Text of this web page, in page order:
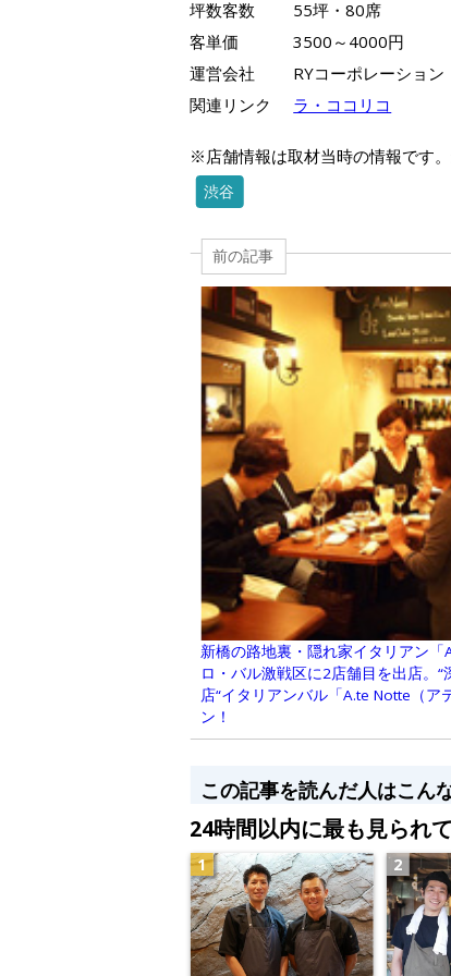
坪数客数
55坪・80席
客単価
3500～4000円
運営会社
RYコーポレーション
関連リンク
ラ・ココリコ
※店舗情報は取材当時の情報です
渋谷
前の記事
新橋の路地裏・隠れ家イタリアン「
ロ・バル激戦区に2店舗目を出店。
店“イタリアンバル「A.te Notte（
ン！
この記事を読んだ人はこん
24時間以内に最も見られ